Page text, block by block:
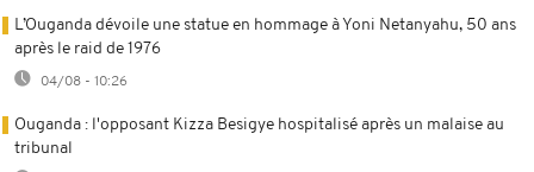
L’Ouganda dévoile une statue en hommage à Yoni Netanyahu, 50 ans
après le raid de 1976
04/08 - 10:26
Ouganda : l'opposant Kizza Besigye hospitalisé après un malaise au
tribunal